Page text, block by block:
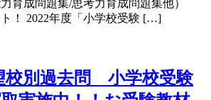
育成問題集/思考力育成問題集他）
！ 2022年度「小学校受験 […]
校別過去問 小学校受験